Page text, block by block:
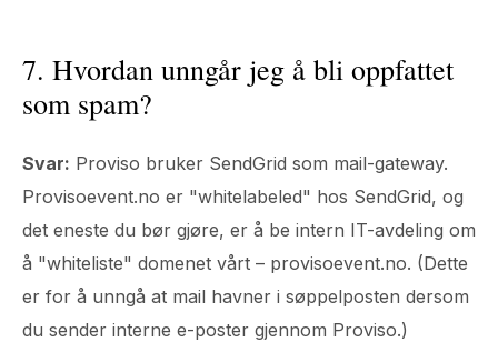
7. Hvordan unngår jeg å bli oppfattet
som spam?
Svar: Proviso bruker SendGrid som mail-gateway.
Provisoevent.no er "whitelabeled" hos SendGrid, og
det eneste du bør gjøre, er å be intern IT-avdeling om
å "whiteliste" domenet vårt – provisoevent.no. (Dette
er for å unngå at mail havner i søppelposten dersom
du sender interne e-poster gjennom Proviso.)